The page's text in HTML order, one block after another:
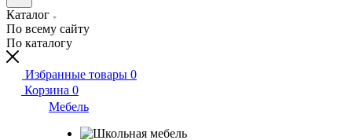
Каталог
По всему сайту
По каталогу
Избранные товары 0
Корзина 0
Мебель